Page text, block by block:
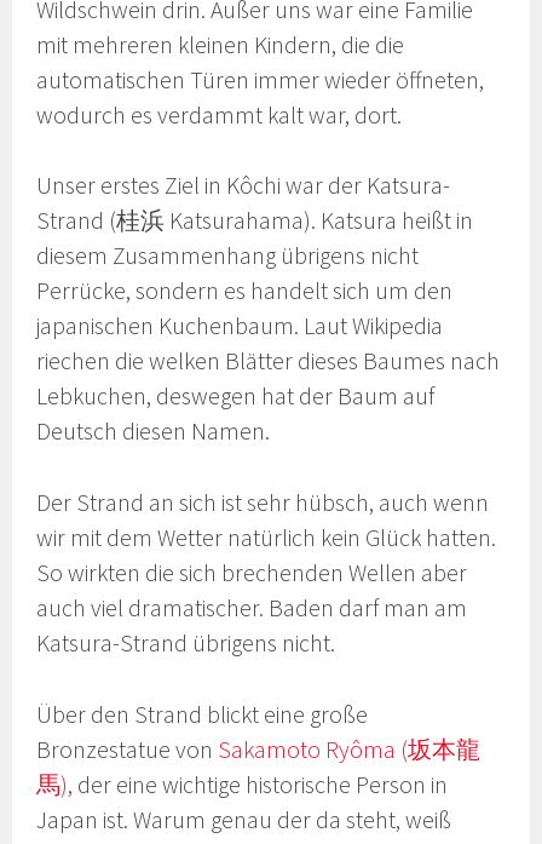
Wildschwein drin. Außer uns war eine Familie
mit mehreren kleinen Kindern, die die
automatischen Türen immer wieder öffneten,
wodurch es verdammt kalt war, dort.
Unser erstes Ziel in Kôchi war der Katsura-
Strand (桂浜 Katsurahama). Katsura heißt in
diesem Zusammenhang übrigens nicht
Perrücke, sondern es handelt sich um den
japanischen Kuchenbaum. Laut Wikipedia
riechen die welken Blätter dieses Baumes nach
Lebkuchen, deswegen hat der Baum auf
Deutsch diesen Namen.
Der Strand an sich ist sehr hübsch, auch wenn
wir mit dem Wetter natürlich kein Glück hatten.
So wirkten die sich brechenden Wellen aber
auch viel dramatischer. Baden darf man am
Katsura-Strand übrigens nicht.
Über den Strand blickt eine große
Bronzestatue von Sakamoto Ryôma (坂本龍
馬), der eine wichtige historische Person in
Japan ist. Warum genau der da steht, weiß